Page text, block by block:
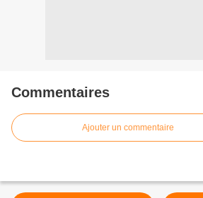
Commentaires
Ajouter un commentaire